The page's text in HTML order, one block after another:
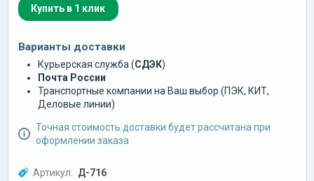
Купить в 1 клик
Варианты доставки
Курьерская служба (СДЭК)
Почта России
Транспортные компании на Ваш выбор (ПЭК, КИТ,
Деловые линии)
Точная стоимость доставки будет рассчитана при
оформлении заказа
Артикул: Д-716